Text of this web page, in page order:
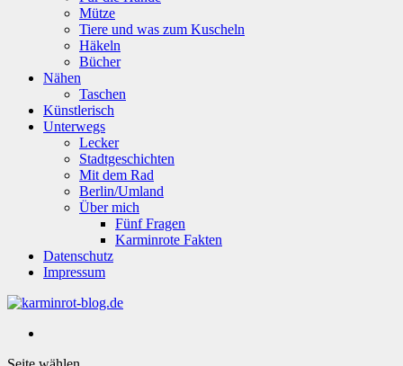
Mütze
Tiere und was zum Kuscheln
Häkeln
Bücher
Nähen
Taschen
Künstlerisch
Unterwegs
Lecker
Stadtgeschichten
Mit dem Rad
Berlin/Umland
Über mich
Fünf Fragen
Karminrote Fakten
Datenschutz
Impressum